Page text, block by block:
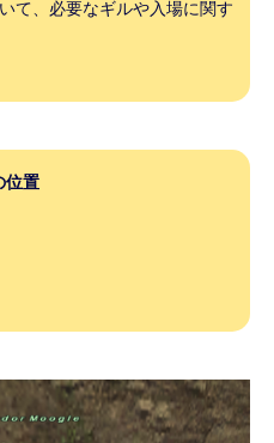
て、必要なギルや入場に関す
位置